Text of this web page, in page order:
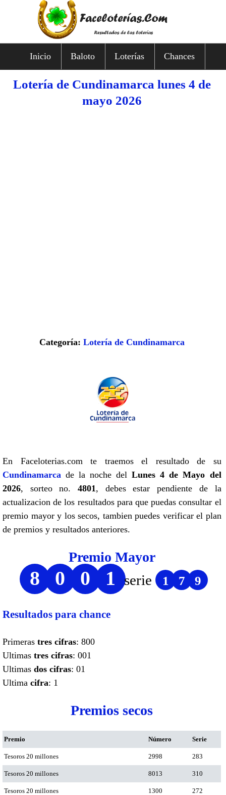
Inicio Baloto Loterías Chances
Lotería de Cundinamarca lunes 4 de
mayo 2026
Categoría: Lotería de Cundinamarca
En Faceloterias.com te traemos el resultado de su
Cundinamarca de la noche delLunes 4 de Mayo del
2026, sorteo no.4801 , debes estar pendiente de la
actualizacion de los resultados para que puedas consultar el
premio mayor y los secos, tambien puedes verificar el plan
de premios y resultados anteriores.
Premio Mayor
8 0 0 1 serie 1 7 9
Resultados para chance
Primeras tres cifras: 800
Ultimas tres cifras: 001
Ultimas dos cifras: 01
Ultima cifra: 1
Premios secos
Premio Número Serie
Tesoros 20 millones 2998 283
Tesoros 20 millones 8013 310
Tesoros 20 millones 1300 272